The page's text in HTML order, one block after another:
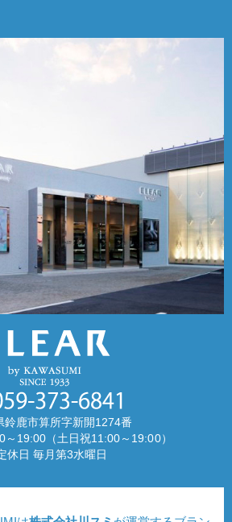
鈴鹿市算所字新開1274番
～19:00（土日祝11:00～19:00）
休日 毎月第3水曜日